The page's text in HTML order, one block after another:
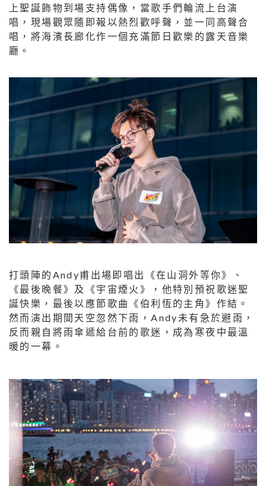
上聖誕飾物到場支持偶像，當歌手們輪流上台演
唱，現場觀眾隨即報以熱烈歡呼聲，並一同高聲合
唱，將海濱長廊化作一個充滿節日歡樂的露天音樂
廳。
打頭陣的Andy甫出場即唱出《在山洞外等你》、
《最後晚餐》及《宇宙煙火》，他特別預祝歌迷聖
誕快樂，最後以應節歌曲《伯利恆的主角》作結。
然而演出期間天空忽然下雨，Andy未有急於避雨，
反而親自將雨傘遞給台前的歌迷，成為寒夜中最溫
暖的一幕。